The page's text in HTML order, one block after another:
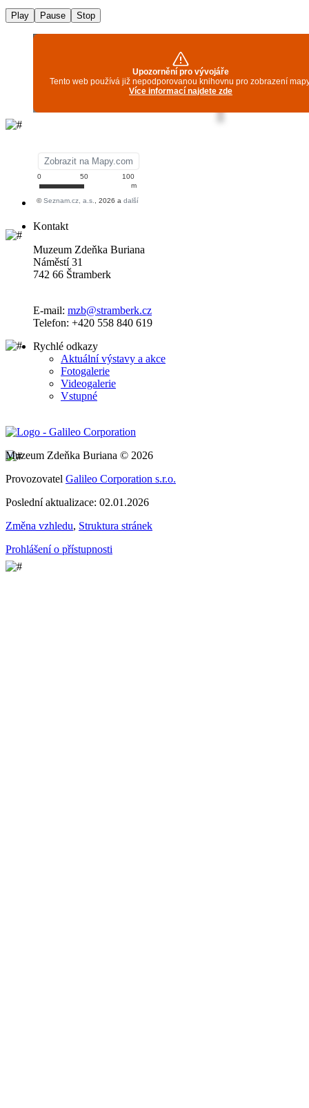
Play Pause Stop
Kontakt
Muzeum Zdeňka Buriana
Náměstí 31
742 66 Štramberk
E-mail: mzb@stramberk.cz
Telefon: +420 558 840 619
Rychlé odkazy
Aktuální výstavy a akce
Fotogalerie
Videogalerie
Vstupné
Muzeum Zdeňka Buriana © 2026
Provozovatel Galileo Corporation s.r.o.
Poslední aktualizace: 02.01.2026
Změna vzhledu, Struktura stránek
Prohlášení o přístupnosti